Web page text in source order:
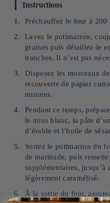
Instructions
Préchauffez le four à 200
Lavez le potimarron,
graines puis détaillez-le
tranches. Il n’est pas
Disposez les morceaux
recouverte de papier
minutes.
Pendant ce temps,
le miso blanc, la pâte
d’érable et l’huile de
Sortez le potimarron du
de marinade, puis
supplémentaires,
légèrement caramélisé.
À la sortie du four,